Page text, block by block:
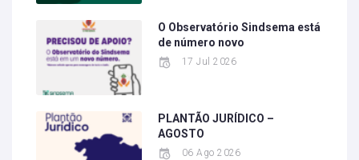
O Observatório Sindsema está
de número novo
17 Jul 2026
PLANTÃO JURÍDICO –
AGOSTO
06 Ago 2026